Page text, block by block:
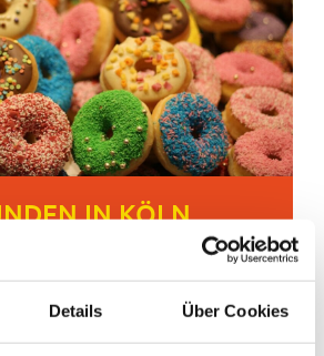
Details Über Cookies
IN KÖLN
FÜR ALLE